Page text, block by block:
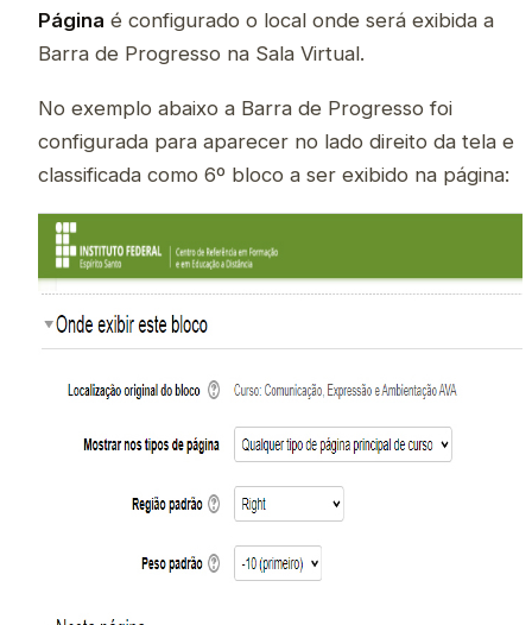
Página é configurado o local onde será exibida a
Barra de Progresso na Sala Virtual.
No exemplo abaixo a Barra de Progresso foi
configurada para aparecer no lado direito da tela e
classificada como 6º bloco a ser exibido na página: